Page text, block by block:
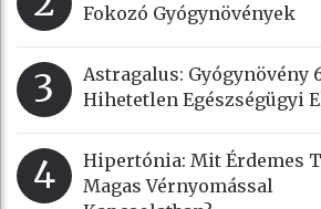
Fokozó Gyógynövények
3
Astragalus: Gyógynövény
Hihetetlen Egészségügyi
4
Hipertónia: Mit Érdemes
Magas Vérnyomással